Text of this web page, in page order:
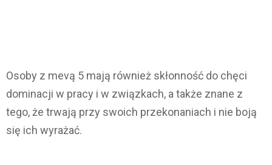
Osoby z mevą 5 mają również skłonność do chęci
dominacji w pracy i w związkach, a także znane z
tego, że trwają przy swoich przekonaniach i nie boją
się ich wyrażać.